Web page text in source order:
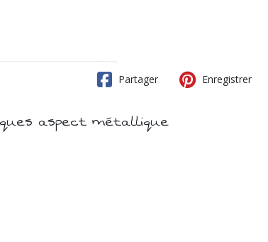
Partager Enregistrer
aspect métallique